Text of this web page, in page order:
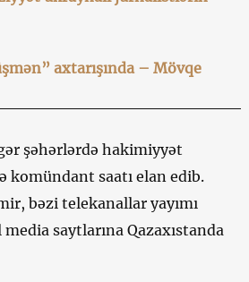
axtarışında – Mövqe
şəhərlərdə hakimiyyət
komündant saatı elan edib.
bəzi telekanallar yayımı
saytlarına Qazaxıstanda